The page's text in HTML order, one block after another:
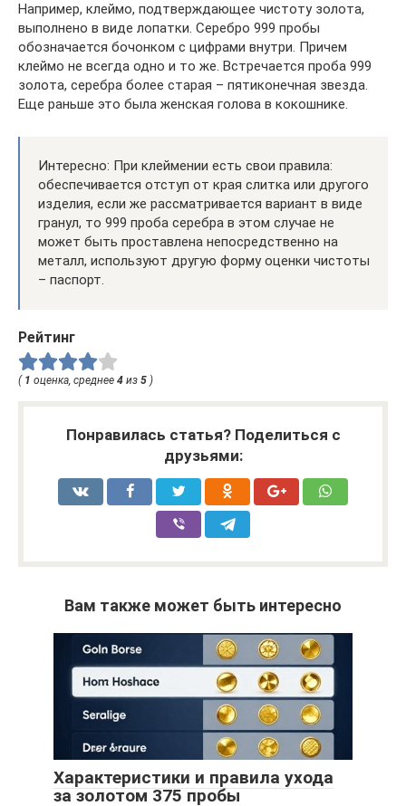
Например, клеймо, подтверждающее чистоту золота,
выполнено в виде лопатки. Серебро 999 пробы
обозначается бочонком с цифрами внутри. Причем
клеймо не всегда одно и то же. Встречается проба 999
золота, серебра более старая – пятиконечная звезда.
Еще раньше это была женская голова в кокошнике.
Интересно: При клеймении есть свои правила:
обеспечивается отступ от края слитка или другого
изделия, если же рассматривается вариант в виде
гранул, то 999 проба серебра в этом случае не
может быть проставлена непосредственно на
металл, используют другую форму оценки чистоты
– паспорт.
Рейтинг
( 1 оценка, среднее 4 из 5 )
Понравилась статья? Поделиться с
друзьями:
Вам также может быть интересно
Характеристики и правила ухода
за золотом 375 пробы